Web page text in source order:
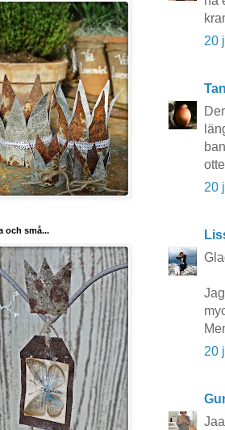
20
20
20
och små...